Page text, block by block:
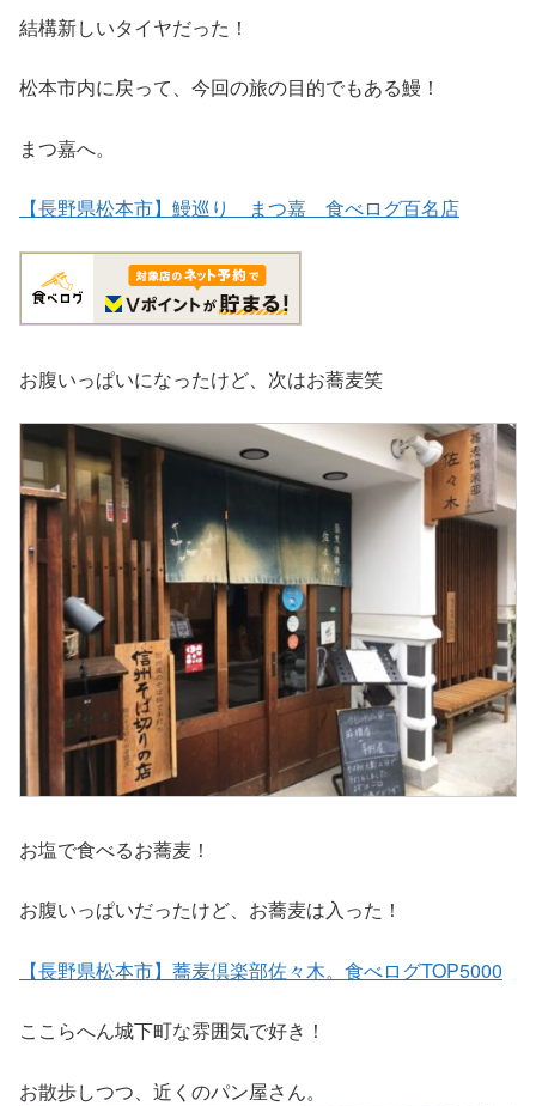
結構新しいタイヤだった！
松本市内に戻って、今回の旅の目的でもある鰻！
まつ嘉へ。
【長野県松本市】鰻巡り まつ嘉 食べログ百名店
お腹いっぱいになったけど、次はお蕎麦笑
お塩で食べるお蕎麦！
お腹いっぱいだったけど、お蕎麦は入った！
【長野県松本市】蕎麦倶楽部佐々木。食べログTOP5000
ここらへん城下町な雰囲気で好き！
お散歩しつつ、近くのパン屋さん。